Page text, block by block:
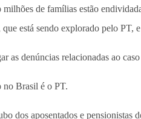
de famílias estão
está sendo explorado pelo
denúncias relacionadas ao
no Brasil é o PT.
dos aposentados e pensionistas